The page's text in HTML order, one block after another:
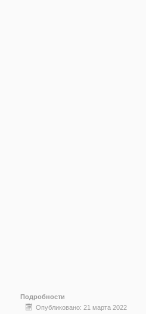
Подробности
Опубликовано: 21 марта 2022